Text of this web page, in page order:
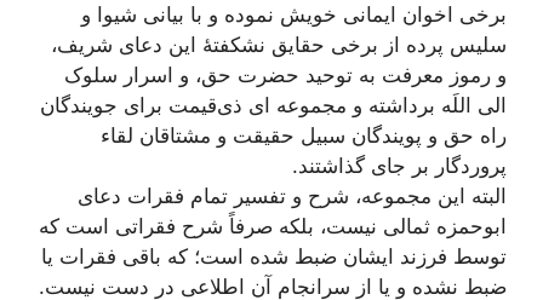
برخی اخوان ایمانی خویش نموده و با بیانی شیوا و
سلیس پرده از برخی حقایق نشکفتۀ این دعای شریف،
و رموز معرفت به توحید حضرت حق، و اسرار سلوک
الی اللَه برداشته و مجموعه ای ذی‌قیمت برای جویندگان
راه حق و پویندگان سبیل حقیقت و مشتاقان لقاء
پروردگار بر جای گذاشتند.
البته این مجموعه، شرح و تفسیر تمام فقرات دعای
ابوحمزه ثمالی نیست، بلکه صرفاً شرح فقراتی است که
توسط فرزند ایشان ضبط شده است؛ که باقی فقرات یا
ضبط نشده و یا از سرانجام آن اطلاعی در دست نیست.